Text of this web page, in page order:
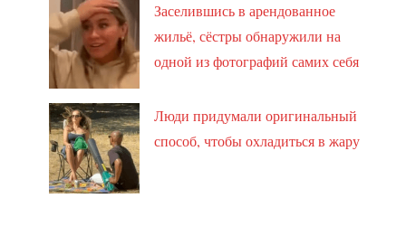
Заселившись в арендованное
жильё, сёстры обнаружили на
одной из фотографий самих себя
Люди придумали оригинальный
способ, чтобы охладиться в жару